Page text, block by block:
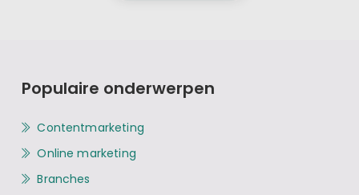
Populaire onderwerpen
Contentmarketing
Online marketing
Branches